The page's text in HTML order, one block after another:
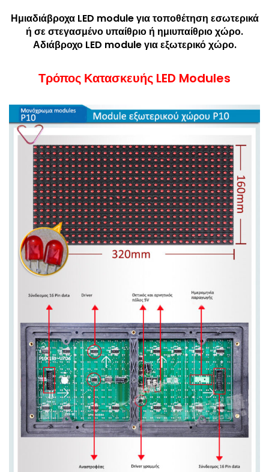
Ημιαδιάβροχα LED module για τοποθέτηση εσωτερικά
ή σε στεγασμένο υπαίθριο ή ημιυπαίθριο χώρο.
Αδιάβροχο LED module για εξωτερικό χώρο.
Τρόπος Κατασκευής LED Modules